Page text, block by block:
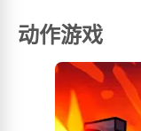
动作游戏